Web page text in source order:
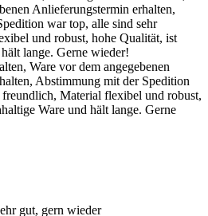
Anlieferungstermin erhalten,
war top, alle sind sehr
und robust, hohe Qualität, ist
lange. Gerne wieder!
Ware vor dem angegebenen
Abstimmung mit der Spedition
Material flexibel und robust,
Ware und hält lange. Gerne
gut, gern wieder